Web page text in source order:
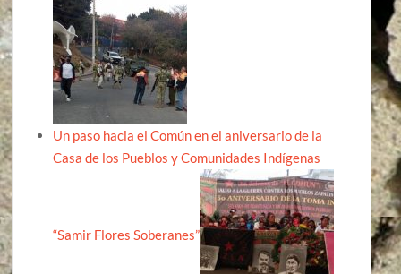
Un paso hacia el Común en el aniversario de la
Casa de los Pueblos y Comunidades Indígenas
“Samir Flores Soberanes”